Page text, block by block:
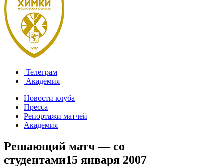
Телеграм
Академия
Новости клуба
Пресса
Репортажи матчей
Академия
Решающий матч — со
студентами15 января 2007